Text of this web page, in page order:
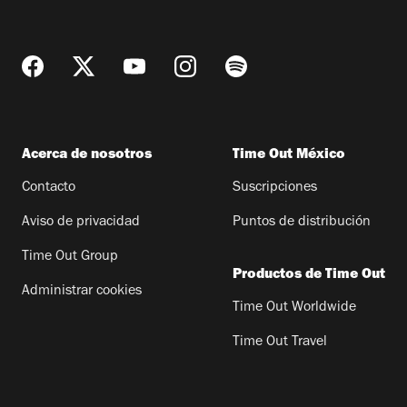
Acerca de nosotros
Contacto
Aviso de privacidad
Time Out Group
Administrar cookies
Time Out México
Suscripciones
Puntos de distribución
Productos de Time Out
Time Out Worldwide
Time Out Travel